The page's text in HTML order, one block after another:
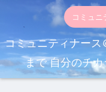
コミュ
コミュニティナー
まで 自分のチ